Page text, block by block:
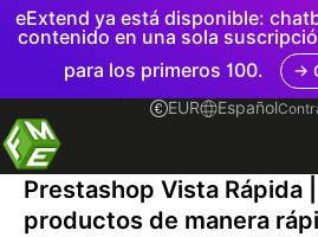
eExtend ya está disponible:
contenido en una sola
para los primeros 100.
→
EUR
Español
Prestashop Vista Rápida
productos de manera